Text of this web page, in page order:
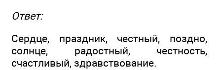
Ответ:
Сердце, праздник, честный, поздно,
солнце, радостный, честность,
счастливый, здравствование.